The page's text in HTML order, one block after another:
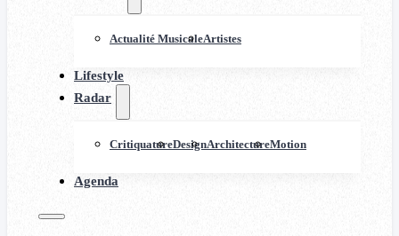
Actualité MusicaleArtistes
Lifestyle
Radar
CritiquatureDesignArchitectureMotion
Agenda